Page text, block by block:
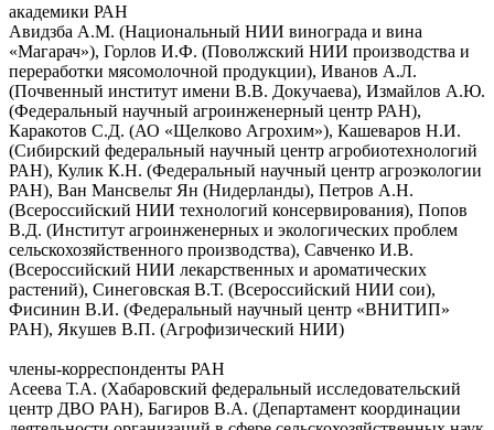
академики РАН
Авидзба А.М. (Национальный НИИ винограда и вина
«Магарач»), Горлов И.Ф. (Поволжский НИИ производства и
переработки мясомолочной продукции), Иванов А.Л.
(Почвенный институт имени В.В. Докучаева), Измайлов А.Ю.
(Федеральный научный агроинженерный центр РАН),
Каракотов С.Д. (АО «Щелково Агрохим»), Кашеваров Н.И.
(Сибирский федеральный научный центр агробиотехнологий
РАН), Кулик К.Н. (Федеральный научный центр агроэкологии
РАН), Ван Мансвельт Ян (Нидерланды), Петров А.Н.
(Всероссийский НИИ технологий консервирования), Попов
В.Д. (Институт агроинженерных и экологических проблем
сельскохозяйственного производства), Савченко И.В.
(Всероссийский НИИ лекарственных и ароматических
растений), Синеговская В.Т. (Всероссийский НИИ сои),
Фисинин В.И. (Федеральный научный центр «ВНИТИП»
РАН), Якушев В.П. (Агрофизический НИИ)
члены-корреспонденты РАН
Асеева Т.А. (Хабаровский федеральный исследовательский
центр ДВО РАН), Багиров В.А. (Департамент координации